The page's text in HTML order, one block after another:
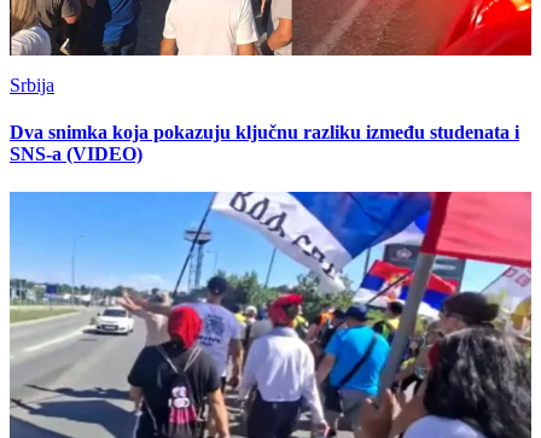
Srbija
Dva snimka koja pokazuju ključnu razliku između studenata i
SNS-a (VIDEO)